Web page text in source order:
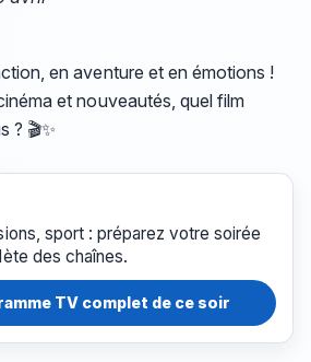
en aventure et en émotions !
et nouveautés, quel film
? 🎬✨
sport : préparez votre soirée
des chaînes.
TV complet de ce soir